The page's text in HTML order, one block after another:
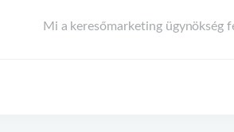
Mi a keresőmarketing ügynökség